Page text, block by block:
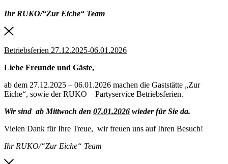
Ihr RUKO/“Zur Eiche“ Team
Betriebsferien 27.12.2025-06.01.2026
Liebe Freunde und Gäste,
ab dem 27.12.2025 – 06.01.2026 machen die Gaststätte „Zur
Eiche“, sowie der RUKO – Partyservice Betriebsferien.
Wir sind ab Mittwoch den 07.01.2026 wieder für Sie da.
Vielen Dank für Ihre Treue, wir freuen uns auf Ihren Besuch!
Ihr RUKO/“Zur Eiche“ Team